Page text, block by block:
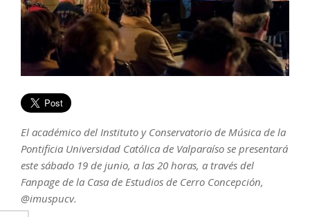
El académico del Instituto y Conservatorio de Música de la
Pontificia Universidad Católica de Valparaíso se presentará
este sábado 19 de junio, a las 20 horas, a través del
Fanpage de la Casa de Estudios de Cerro Concepción,
@imuspucv.